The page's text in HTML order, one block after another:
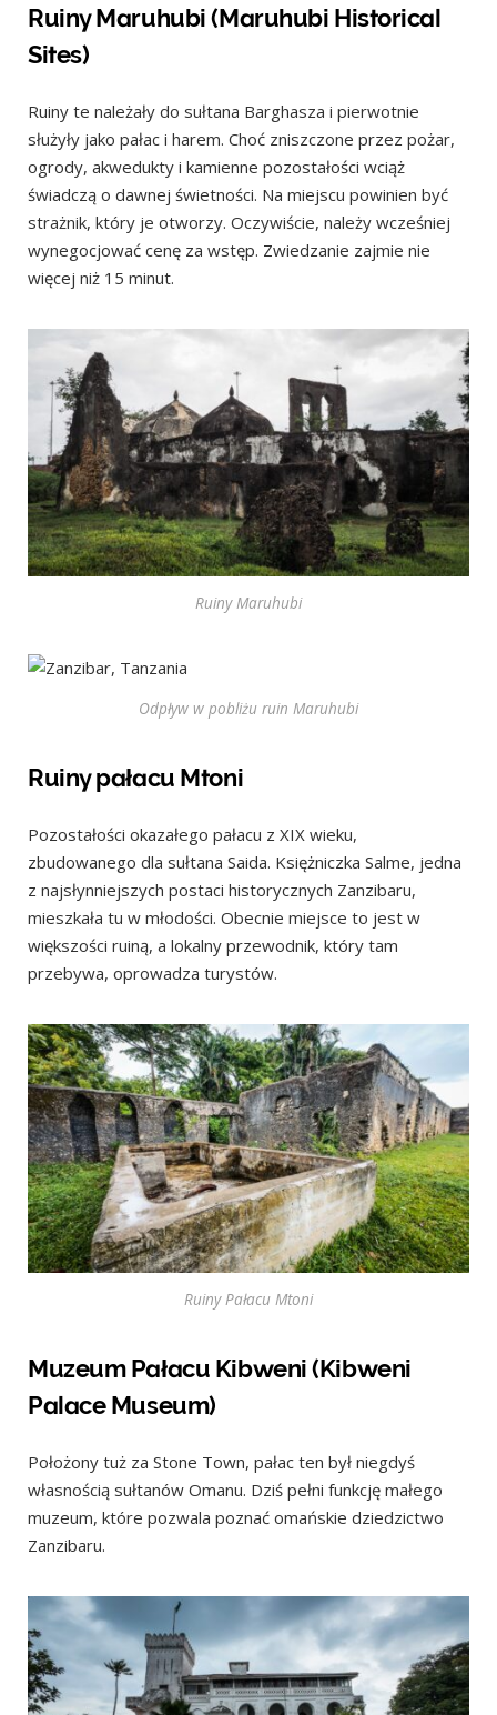
Ruiny Maruhubi (Maruhubi Historical
Sites)
Ruiny te należały do ​​sułtana Barghasza i pierwotnie
służyły jako pałac i harem. Choć zniszczone przez pożar,
ogrody, akwedukty i kamienne pozostałości wciąż
świadczą o dawnej świetności. Na miejscu powinien być
strażnik, który je otworzy. Oczywiście, należy wcześniej
wynegocjować cenę za wstęp. Zwiedzanie zajmie nie
więcej niż 15 minut.
Ruiny Maruhubi
Odpływ w pobliżu ruin Maruhubi
Ruiny pałacu Mtoni
Pozostałości okazałego pałacu z XIX wieku,
zbudowanego dla sułtana Saida. Księżniczka Salme, jedna
z najsłynniejszych postaci historycznych Zanzibaru,
mieszkała tu w młodości. Obecnie miejsce to jest w
większości ruiną, a lokalny przewodnik, który tam
przebywa, oprowadza turystów.
Ruiny Pałacu Mtoni
Muzeum Pałacu Kibweni (Kibweni
Palace Museum)
Położony tuż za Stone Town, pałac ten był niegdyś
własnością sułtanów Omanu. Dziś pełni funkcję małego
muzeum, które pozwala poznać omańskie dziedzictwo
Zanzibaru.